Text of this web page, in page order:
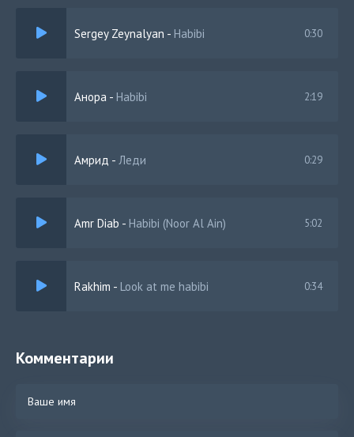
Мы набираем с тобой пируэт
Sergey Zeynalyan - Habibi 0:30
Анора - Habibi 2:19
Амрид - Леди 0:29
Amr Diab - Habibi (Noor Al Ain) 5:02
Rakhim - Look at me habibi 0:34
Комментарии